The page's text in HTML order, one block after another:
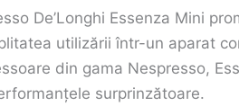
De’Longhi Essenza Mini
utilizării într-un aparat
din gama Nespresso,
surprinzătoare.